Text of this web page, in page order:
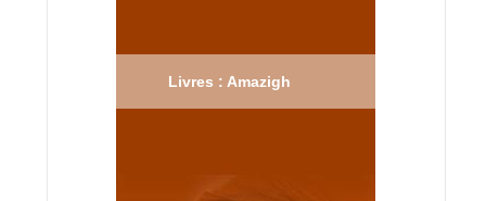
Livres : Amazigh